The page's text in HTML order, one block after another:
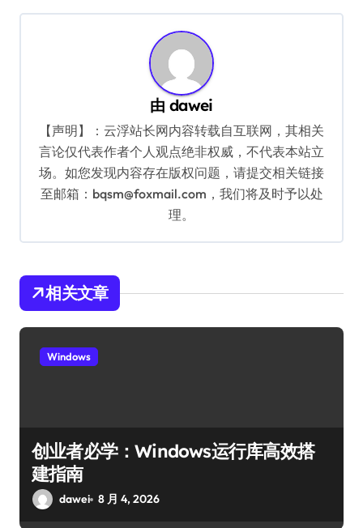
导
由dawei
【声明】：云浮站长网内容转载自互联网，其相关
言论仅代表作者个人观点绝非权威，不代表本站立
场。如您发现内容存在版权问题，请提交相关链接
至邮箱：bqsm@foxmail.com，我们将及时予以处
理。
相关文章
Windows
创业者必学：Windows运行库高效搭
建指南
dawei 8 月 4, 2026